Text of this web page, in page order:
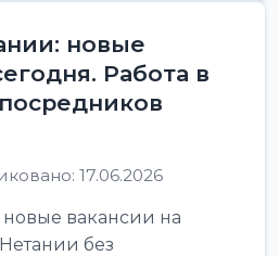
новые
Работа в
17.06.2026
новые вакансии на
без